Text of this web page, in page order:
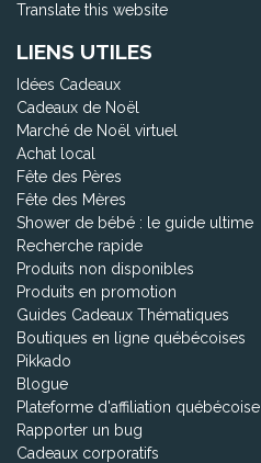
Translate this website
LIENS UTILES
Idées Cadeaux
Cadeaux de Noël
Marché de Noël virtuel
Achat local
Fête des Pères
Fête des Mères
Shower de bébé : le guide ultime
Recherche rapide
Produits non disponibles
Produits en promotion
Guides Cadeaux Thématiques
Boutiques en ligne québécoises
Pikkado
Blogue
Plateforme d'affiliation québécoise
Rapporter un bug
Cadeaux corporatifs